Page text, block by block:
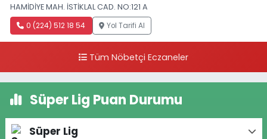
HAMİDİYE MAH. İSTİKLAL CAD. NO:121 A
0 (224) 512 18 54 Yol Tarifi Al
Tüm Nöbetçi Eczaneler
Süper Lig Puan Durumu
Süper Lig